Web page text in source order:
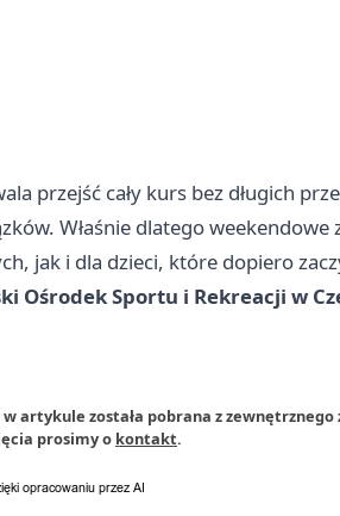
przejść cały kurs bez długich
Właśnie dlatego
jak i dla dzieci, które dopiero
Ośrodek Sportu i Rekreacji w
artykule została pobrana z zewnętrznego
prosimy o kontakt.